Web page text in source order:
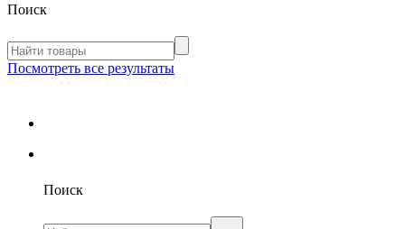
Поиск
Посмотреть все результаты
Поиск